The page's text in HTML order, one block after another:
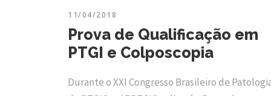
11/04/2018
Prova de Qualificação em
PTGI e Colposcopia
Durante o XXI Congresso Brasileiro de